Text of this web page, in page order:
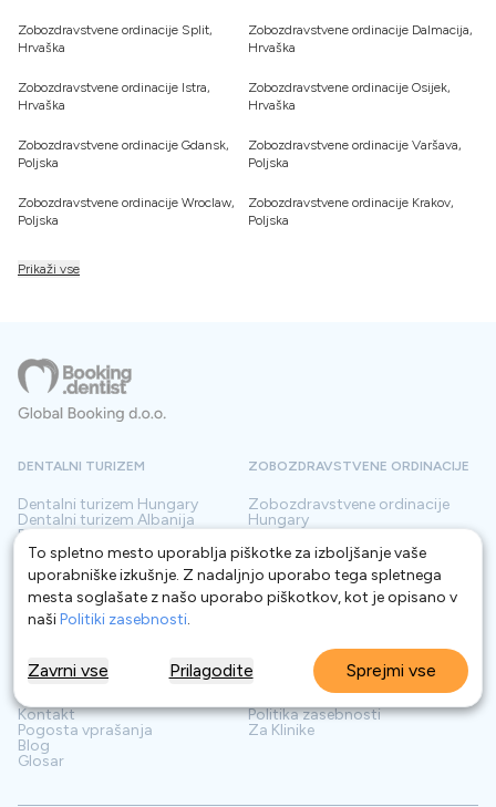
Zobozdravstvene ordinacije Split,
Hrvaška
Zobozdravstvene ordinacije Dalmacija,
Hrvaška
Zobozdravstvene ordinacije Istra,
Hrvaška
Zobozdravstvene ordinacije Osijek,
Hrvaška
Zobozdravstvene ordinacije Gdansk,
Poljska
Zobozdravstvene ordinacije Varšava,
Poljska
Zobozdravstvene ordinacije Wroclaw,
Poljska
Zobozdravstvene ordinacije Krakov,
Poljska
Prikaži vse
To spletno mesto uporablja piškotke za izboljšanje vaše
uporabniške izkušnje. Z nadaljnjo uporabo tega spletnega
mesta soglašate z našo uporabo piškotkov, kot je opisano v
našiPolitiki zasebnosti.
Zavrni vse Prilagodite Sprejmi vse
DENTALNI TURIZEM
Dentalni turizem Hungary
Dentalni turizem Albanija
Dentalni turizem
Dentalni turizemVietnam
Dentalni turizem
Poljska
ZOBOZDRAVSTVENE ORDINACIJE
Zobozdravstvene ordinacije
Hungary
Albanija
Zobozdravstvene ordinacije
Turčija
Zobozdravstvene ordinacije
INFORMACIJE
O nas
Kontakt
Pogosta vprašanja
Blog
Glosar
STORITEV ZA STRANKE
Politika zasebnosti
Za Klinike